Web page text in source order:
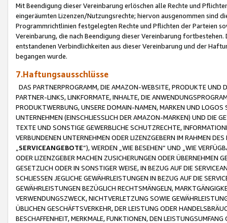
Mit Beendigung dieser Vereinbarung erlöschen alle Rechte und
eingeräumten Lizenzen/Nutzungsrechte; hiervon ausgenommen sind
Programmrichtlinien festgelegten Rechte und Pflichten der Parteien
Vereinbarung, die nach Beendigung dieser Vereinbarung
entstandenen Verbindlichkeiten aus dieser Vereinbarung und der
begangen wurde.
7.Haftungsausschlüsse
DAS PARTNERPROGRAMM, DIE AMAZON-WEBSITE, PRODUKTE UND
PARTNER-LINKS, LINKFORMATE, INHALTE, DIE
PRODUKTWERBUNG, UNSERE DOMAIN-NAMEN, MARKEN UND
UNTERNEHMEN (EINSCHLIESSLICH DER AMAZON-MARKEN) UND DIE
TEXTE UND SONSTIGE GEWERBLICHE SCHUTZRECHTE,
VERBUNDENEN UNTERNEHMEN ODER LIZENZGEBERN IM RAHMEN
SERVICEANGEBOTE“), WERDEN „WIE BESEHEN“ UND „WIE
ODER LIZENZGEBER MACHEN ZUSICHERUNGEN ODER ÜBERNEHMEN
GESETZLICH ODER IN SONSTIGER WEISE, IN BEZUG AUF DIE
SCHLIESSEN JEGLICHE GEWÄHRLEISTUNGEN IN BEZUG AUF DIE
GEWÄHRLEISTUNGEN BEZÜGLICH RECHTSMÄNGELN,
VERWENDUNGSZWECK, NICHTVERLETZUNG SOWIE
ÜBLICHEN GESCHÄFTSVERKEHR, DER LEISTUNG ODER
BESCHAFFENHEIT, MERKMALE, FUNKTIONEN, DEN